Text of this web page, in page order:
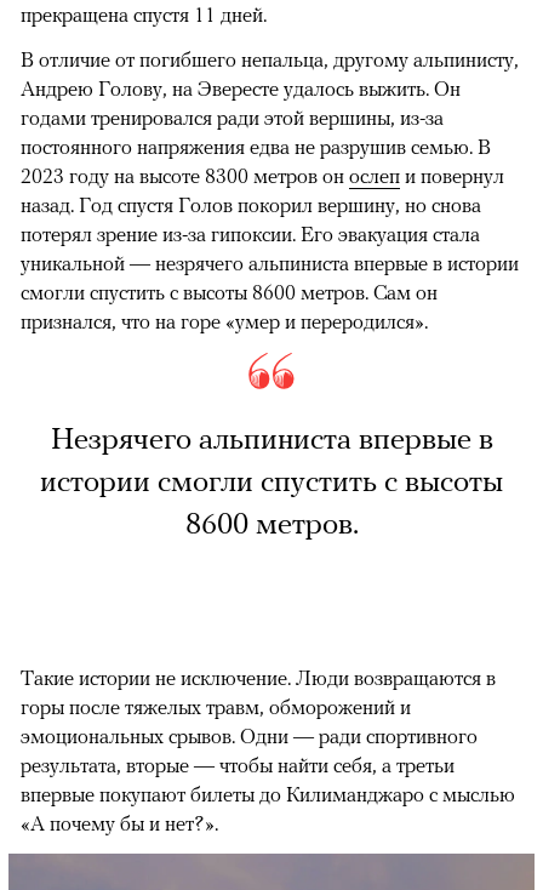
прекращена спустя 11 дней.
В отличие от погибшего непальца, другому альпинисту,
Андрею Голову, на Эвересте удалось выжить. Он
годами тренировался ради этой вершины, из-за
постоянного напряжения едва не разрушив семью. В
2023 году на высоте 8300 метров он ослеп и повернул
назад. Год спустя Голов покорил вершину, но снова
потерял зрение из-за гипоксии. Его эвакуация стала
уникальной — незрячего альпиниста впервые в истории
смогли спустить с высоты 8600 метров. Сам он
признался, что на горе «умер и переродился».
Незрячего альпиниста впервые в
истории смогли спустить с высоты
8600 метров.
Такие истории не исключение. Люди возвращаются в
горы после тяжелых травм, обморожений и
эмоциональных срывов. Одни — ради спортивного
результата, вторые — чтобы найти себя, а третьи
впервые покупают билеты до Килиманджаро с мыслью
«А почему бы и нет?».